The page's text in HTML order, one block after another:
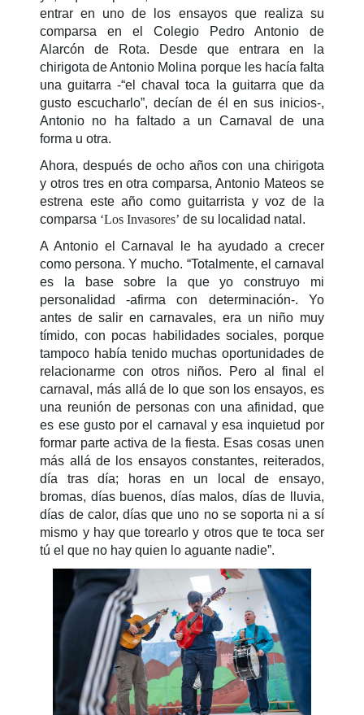
entrar en uno de los ensayos que realiza su
comparsa en el Colegio Pedro Antonio de
Alarcón de Rota. Desde que entrara en la
chirigota de Antonio Molina porque les hacía falta
una guitarra -“el chaval toca la guitarra que da
gusto escucharlo”, decían de él en sus inicios-,
Antonio no ha faltado a un Carnaval de una
forma u otra.
Ahora, después de ocho años con una chirigota
y otros tres en otra comparsa, Antonio Mateos se
estrena este año como guitarrista y voz de la
comparsa ‘Los Invasores’ de su localidad natal.
A Antonio el Carnaval le ha ayudado a crecer
como persona. Y mucho. “Totalmente, el carnaval
es la base sobre la que yo construyo mi
personalidad -afirma con determinación-. Yo
antes de salir en carnavales, era un niño muy
tímido, con pocas habilidades sociales, porque
tampoco había tenido muchas oportunidades de
relacionarme con otros niños. Pero al final el
carnaval, más allá de lo que son los ensayos, es
una reunión de personas con una afinidad, que
es ese gusto por el carnaval y esa inquietud por
formar parte activa de la fiesta. Esas cosas unen
más allá de los ensayos constantes, reiterados,
día tras día; horas en un local de ensayo,
bromas, días buenos, días malos, días de lluvia,
días de calor, días que uno no se soporta ni a sí
mismo y hay que torearlo y otros que te toca ser
tú el que no hay quien lo aguante nadie”.